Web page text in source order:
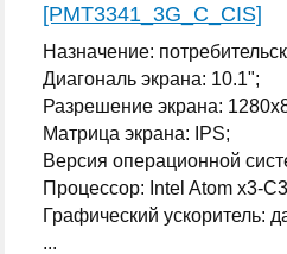
[PMT3341_3G_C_CIS]
Назначение:
Диагональ экрана: 10.1";
Разрешение экрана:
Матрица экрана: IPS;
Версия операционной
Процессор: Intel Atom x3-
Графический ускоритель:
...